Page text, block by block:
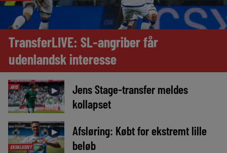
TransferLIVE: SL-angriber får
udenlandsk interesse
AVIS ►
Jens Stage-transfer meldes
kollapset
EKSKLUSIVT
►
Afsløring: Købt for ekstremt lille
beløb